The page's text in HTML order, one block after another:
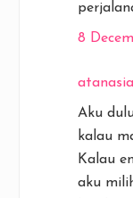
8
Aku
kalau
Kalau
aku